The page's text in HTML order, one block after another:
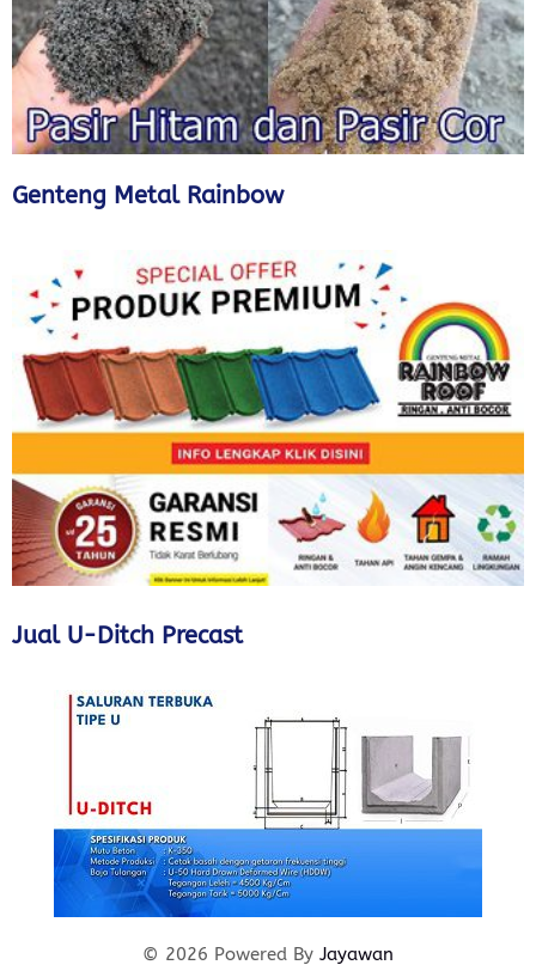
Genteng Metal Rainbow
Jual U-Ditch Precast
© 2026 Powered By Jayawan